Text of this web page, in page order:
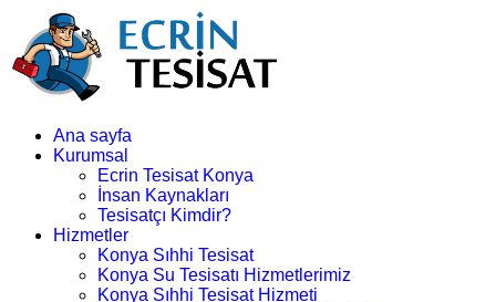
Ana sayfa
Kurumsal
Ecrin Tesisat Konya
İnsan Kaynakları
Tesisatçı Kimdir?
Hizmetler
Konya Sıhhi Tesisat
Konya Su Tesisatı Hizmetlerimiz
Konya Sıhhi Tesisat Hizmeti